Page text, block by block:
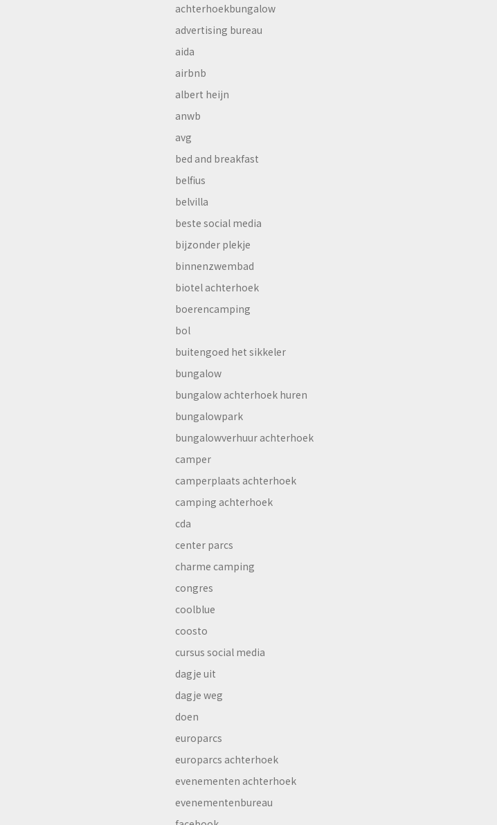
achterhoekbungalow
advertising bureau
aida
airbnb
albert heijn
anwb
avg
bed and breakfast
belfius
belvilla
beste social media
bijzonder plekje
binnenzwembad
biotel achterhoek
boerencamping
bol
buitengoed het sikkeler
bungalow
bungalow achterhoek huren
bungalowpark
bungalowverhuur achterhoek
camper
camperplaats achterhoek
camping achterhoek
cda
center parcs
charme camping
congres
coolblue
coosto
cursus social media
dagje uit
dagje weg
doen
europarcs
europarcs achterhoek
evenementen achterhoek
evenementenbureau